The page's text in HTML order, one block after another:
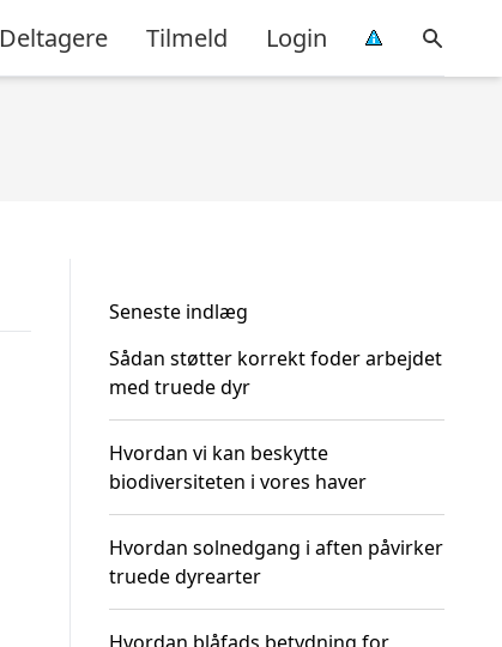
Deltagere Tilmeld Login
Seneste indlæg
Sådan støtter korrekt foder arbejdet
med truede dyr
Hvordan vi kan beskytte
biodiversiteten i vores haver
Hvordan solnedgang i aften påvirker
truede dyrearter